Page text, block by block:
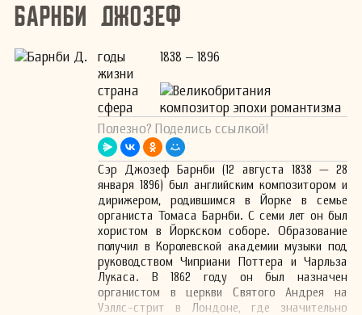
Барнби Джозеф
годы
жизни
1838 – 1896
страна
Великобритания
сфера
композитор эпохи романтизма
Полезно? Поделись ссылкой!
Сэр Джозеф Барнби (12 августа 1838 — 28
января 1896) был английским композитором и
дирижером, родившимся в Йорке в семье
органиста Томаса Барнби. С семи лет он был
хористом в Йоркском соборе. Образование
получил в Королевской академии музыки под
руководством Чиприани Поттера и Чарльза
Лукаса. В 1862 году он был назначен
органистом в церкви Святого Андрея на
Уэллс-стрит в Лондоне, где значительно